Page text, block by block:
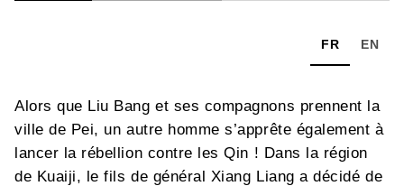
FR EN
Alors que Liu Bang et ses compagnons prennent la
ville de Pei, un autre homme s’apprête également à
lancer la rébellion contre les Qin ! Dans la région
de Kuaiji, le fils de général Xiang Liang a décidé de